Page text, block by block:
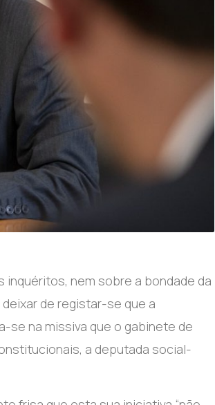
nem sobre a bondade da
de registar-se que a
se na missiva que o gabinete de
a deputada social-